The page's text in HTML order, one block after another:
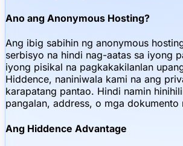
Ano ang Anonymous Hosting?
Ang ibig sabihin ng anonymous
serbisyo na hindi nag-aatas sa iyong
iyong pisikal na pagkakakilanlan
Hiddence, naniniwala kami na ang
karapatang pantao. Hindi namin
pangalan, address, o mga dokumento
Ang Hiddence Advantage